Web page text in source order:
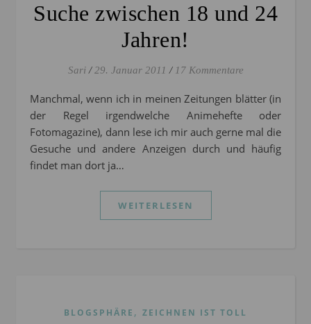
Suche zwischen 18 und 24
Jahren!
Sari / 29. Januar 2011 / 17 Kommentare
Manchmal, wenn ich in meinen Zeitungen blätter (in
der Regel irgendwelche Animehefte oder
Fotomagazine), dann lese ich mir auch gerne mal die
Gesuche und andere Anzeigen durch und häufig
findet man dort ja…
WEITERLESEN
BLOGSPHÄRE , ZEICHNEN IST TOLL